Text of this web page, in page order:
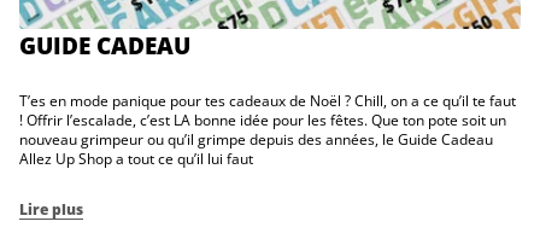
GUIDE CADEAU
T’es en mode panique pour tes cadeaux de Noël ? Chill, on a ce qu’il te faut
! Offrir l’escalade, c’est LA bonne idée pour les fêtes. Que ton pote soit un
nouveau grimpeur ou qu’il grimpe depuis des années, le Guide Cadeau
Allez Up Shop a tout ce qu’il lui faut
Lire plus